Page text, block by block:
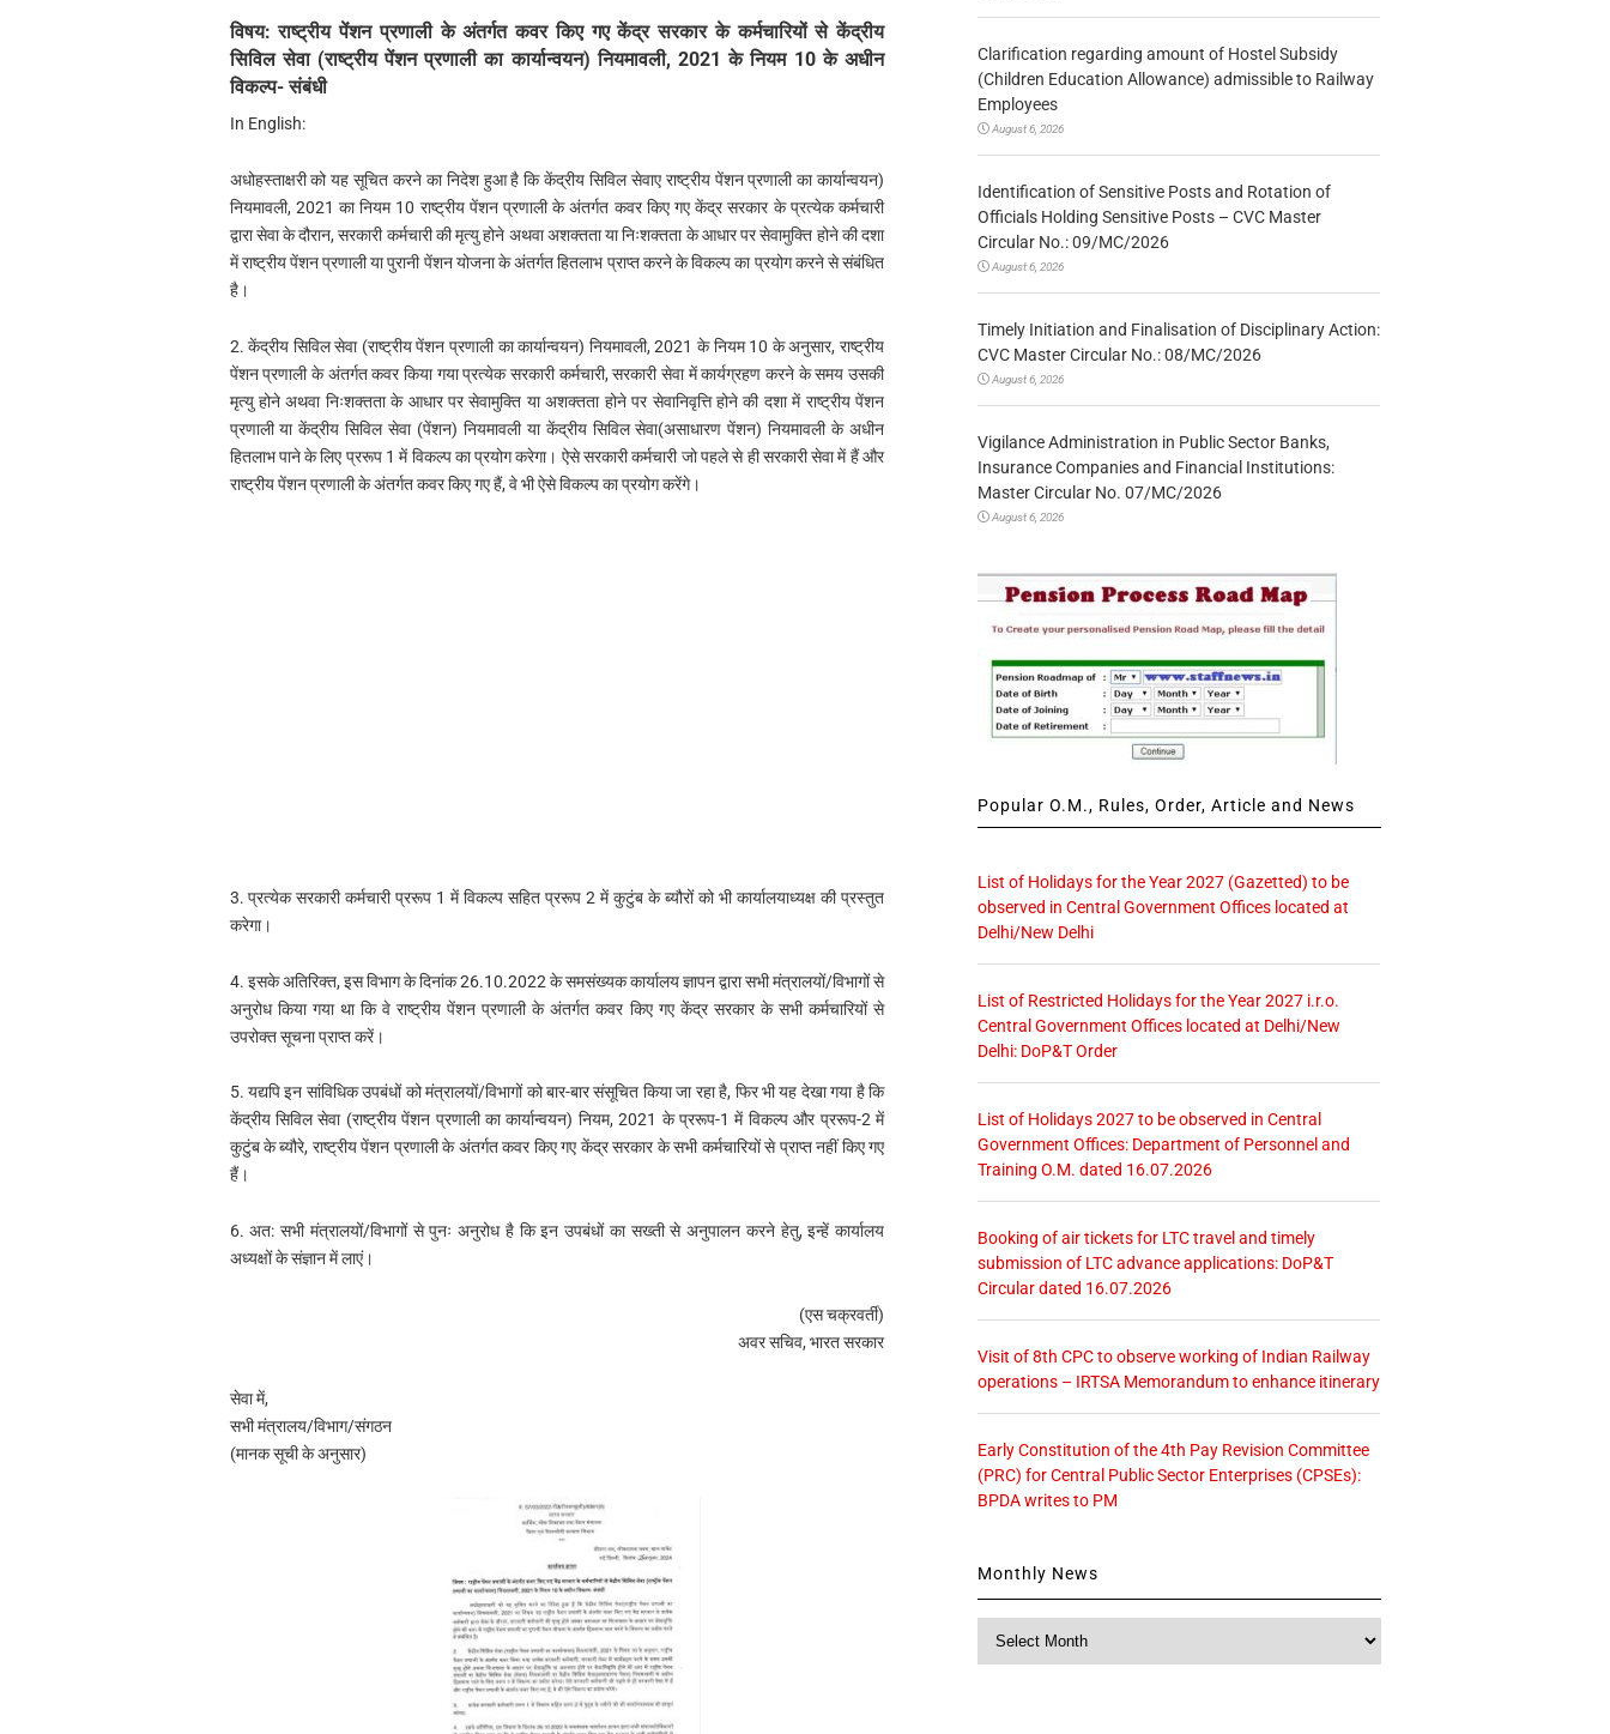
विषय: राष्ट्रीय पेंशन प्रणाली के अंतर्गत कवर किए गए केंद्र सरकार के कर्मचारियों से केंद्रीय
सिविल सेवा (राष्ट्रीय पेंशन प्रणाली का कार्यान्वयन) नियमावली, 2021 के नियम 10 के अधीन
विकल्प- संबंधी
In English:
अधोहस्ताक्षरी को यह सूचित करने का निदेश हुआ है कि केंद्रीय सिविल सेवाए राष्ट्रीय पेंशन प्रणाली का कार्यान्वयन)
नियमावली, 2021 का नियम 10 राष्ट्रीय पेंशन प्रणाली के अंतर्गत कवर किए गए केंद्र सरकार के प्रत्येक कर्मचारी
द्वारा सेवा के दौरान, सरकारी कर्मचारी की मृत्यु होने अथवा अशक्तता या निःशक्तता के आधार पर सेवामुक्ति होने की दशा
में राष्ट्रीय पेंशन प्रणाली या पुरानी पेंशन योजना के अंतर्गत हितलाभ प्राप्त करने के विकल्प का प्रयोग करने से संबंधित
है।
2. केंद्रीय सिविल सेवा (राष्ट्रीय पेंशन प्रणाली का कार्यान्वयन) नियमावली, 2021 के नियम 10 के अनुसार, राष्ट्रीय
पेंशन प्रणाली के अंतर्गत कवर किया गया प्रत्येक सरकारी कर्मचारी, सरकारी सेवा में कार्यग्रहण करने के समय उसकी
मृत्यु होने अथवा निःशक्तता के आधार पर सेवामुक्ति या अशक्तता होने पर सेवानिवृत्ति होने की दशा में राष्ट्रीय पेंशन
प्रणाली या केंद्रीय सिविल सेवा (पेंशन) नियमावली या केंद्रीय सिविल सेवा(असाधारण पेंशन) नियमावली के अधीन
हितलाभ पाने के लिए प्ररूप 1 में विकल्प का प्रयोग करेगा। ऐसे सरकारी कर्मचारी जो पहले से ही सरकारी सेवा में हैं और
राष्ट्रीय पेंशन प्रणाली के अंतर्गत कवर किए गए हैं, वे भी ऐसे विकल्प का प्रयोग करेंगे।
3. प्रत्येक सरकारी कर्मचारी प्ररूप 1 में विकल्प सहित प्ररूप 2 में कुटुंब के ब्यौरों को भी कार्यालयाध्यक्ष की प्रस्तुत
करेगा।
4. इसके अतिरिक्त, इस विभाग के दिनांक 26.10.2022 के समसंख्यक कार्यालय ज्ञापन द्वारा सभी मंत्रालयों/विभागों से
अनुरोध किया गया था कि वे राष्ट्रीय पेंशन प्रणाली के अंतर्गत कवर किए गए केंद्र सरकार के सभी कर्मचारियों से
उपरोक्त सूचना प्राप्त करें।
5. यद्यपि इन सांविधिक उपबंधों को मंत्रालयों/विभागों को बार-बार संसूचित किया जा रहा है, फिर भी यह देखा गया है कि
केंद्रीय सिविल सेवा (राष्ट्रीय पेंशन प्रणाली का कार्यान्वयन) नियम, 2021 के प्ररूप-1 में विकल्प और प्ररूप-2 में
कुटुंब के ब्यौरे, राष्ट्रीय पेंशन प्रणाली के अंतर्गत कवर किए गए केंद्र सरकार के सभी कर्मचारियों से प्राप्त नहीं किए गए
हैं।
6. अत: सभी मंत्रालयों/विभागों से पुनः अनुरोध है कि इन उपबंधों का सख्ती से अनुपालन करने हेतु, इन्हें कार्यालय
अध्यक्षों के संज्ञान में लाएं।
(एस चक्रवर्ती)
अवर सचिव, भारत सरकार
सेवा में,
सभी मंत्रालय/विभाग/संगठन
(मानक सूची के अनुसार)
Clarification regarding amount of Hostel Subsidy
(Children Education Allowance) admissible to Railway
Employees
August 6, 2026
Identification of Sensitive Posts and Rotation of
Officials Holding Sensitive Posts – CVC Master
Circular No.: 09/MC/2026
August 6, 2026
Timely Initiation and Finalisation of Disciplinary Action:
CVC Master Circular No.: 08/MC/2026
August 6, 2026
Vigilance Administration in Public Sector Banks,
Insurance Companies and Financial Institutions:
Master Circular No. 07/MC/2026
August 6, 2026
Popular O.M., Rules, Order, Article and News
List of Holidays for the Year 2027 (Gazetted) to be
observed in Central Government Offices located at
Delhi/New Delhi
List of Restricted Holidays for the Year 2027 i.r.o.
Central Government Offices located at Delhi/New
Delhi: DoP&T Order
List of Holidays 2027 to be observed in Central
Government Offices: Department of Personnel and
Training O.M. dated 16.07.2026
Booking of air tickets for LTC travel and timely
submission of LTC advance applications: DoP&T
Circular dated 16.07.2026
Visit of 8th CPC to observe working of Indian Railway
operations – IRTSA Memorandum to enhance itinerary
Early Constitution of the 4th Pay Revision Committee
(PRC) for Central Public Sector Enterprises (CPSEs):
BPDA writes to PM
Monthly News